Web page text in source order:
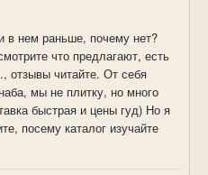
в нем раньше, почему нет?
что предлагают, есть
отзывы читайте. От себя
мы не плитку, но много
быстрая и цены гуд) Но я
посему каталог изучайте